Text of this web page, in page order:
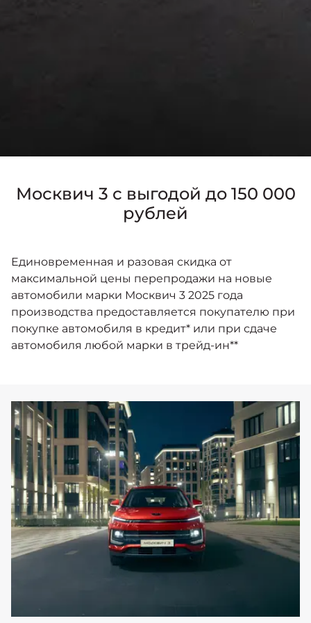
Москвич 3 с выгодой до 150 000
рублей
Единовременная и разовая скидка от
максимальной цены перепродажи на новые
автомобили марки Москвич 3 2025 года
производства предоставляется покупателю при
покупке автомобиля в кредит* или при сдаче
автомобиля любой марки в трейд-ин**